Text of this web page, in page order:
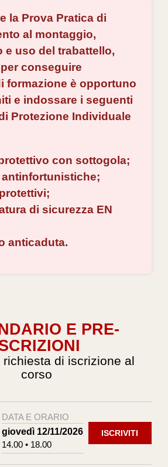
la Prova Pratica di
al montaggio,
e uso del trabattello,
conseguire
formazione è opportuno
e indossare i seguenti
Protezione Individuale
con sottogola;
di sicurezza EN
anticaduta.
E PRE-
richiesta di iscrizione al
corso
DATA E ORARIO
giovedì 12/11/2026
14.00 • 18.00
ISCRIVITI